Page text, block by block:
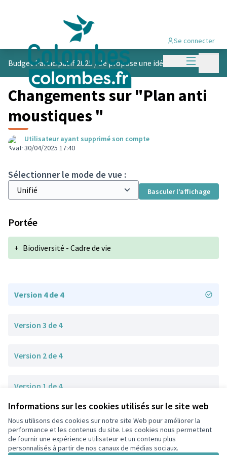
Informations sur les cookies utilisés sur le site web
Nous utilisons des cookies sur notre site Web pour améliorer la
performance et les contenus du site. Les cookies nous permettent
de fournir une expérience utilisateur et un contenu plus
personnalisés à partir de nos canaux de médias sociaux.
Menu
Se connecter
Budget Participatif 2025 /Je propose une idée
Changements sur "Plan anti
moustiques "
Utilisateur ayant supprimé son compte
30/04/2025 17:40
Sélectionner le mode de vue :
Basculer l’affichage
Portée
+ Biodiversité - Cadre de vie
Version 4 de 4
Version 3 de 4
Version 2 de 4
Version 1 de 4
Conditions d'utilisation
Paramètres des cookies
participons.colombes.fr sur Facebook